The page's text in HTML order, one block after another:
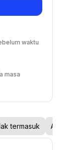
waktu
masa
termasuk